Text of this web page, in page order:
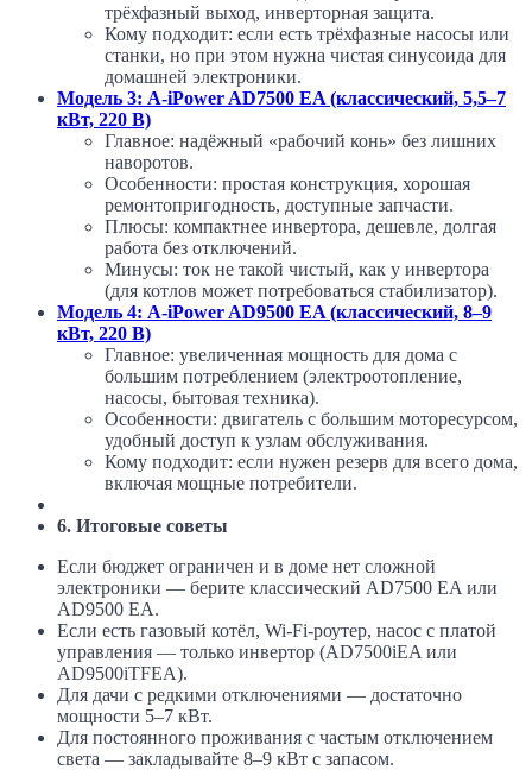
трёхфазный выход, инверторная защита.
Кому подходит: если есть трёхфазные насосы или
станки, но при этом нужна чистая синусоида для
домашней электроники.
Модель 3: A-iPower AD7500 EA (классический, 5,5–7
кВт, 220 В)
Главное: надёжный «рабочий конь» без лишних
наворотов.
Особенности: простая конструкция, хорошая
ремонтопригодность, доступные запчасти.
Плюсы: компактнее инвертора, дешевле, долгая
работа без отключений.
Минусы: ток не такой чистый, как у инвертора
(для котлов может потребоваться стабилизатор).
Модель 4: A-iPower AD9500 EA (классический, 8–9
кВт, 220 В)
Главное: увеличенная мощность для дома с
большим потреблением (электроотопление,
насосы, бытовая техника).
Особенности: двигатель с большим моторесурсом,
удобный доступ к узлам обслуживания.
Кому подходит: если нужен резерв для всего дома,
включая мощные потребители.
6. Итоговые советы
Если бюджет ограничен и в доме нет сложной
электроники — берите классический AD7500 EA или
AD9500 EA.
Если есть газовый котёл, Wi-Fi-роутер, насос с платой
управления — только инвертор (AD7500iEA или
AD9500iTFEA).
Для дачи с редкими отключениями — достаточно
мощности 5–7 кВт.
Для постоянного проживания с частым отключением
света — закладывайте 8–9 кВт с запасом.